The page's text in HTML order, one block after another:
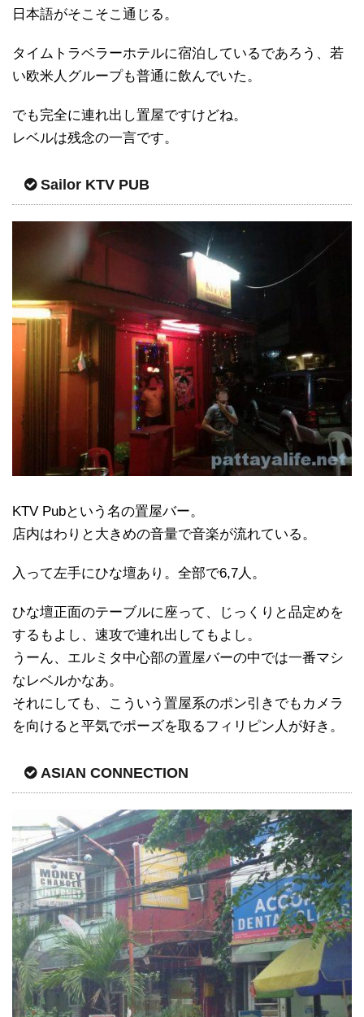
日本語がそこそこ通じる。
タイムトラベラーホテルに宿泊しているであろう、若
い欧米人グループも普通に飲んでいた。
でも完全に連れ出し置屋ですけどね。
レベルは残念の一言です。
Sailor KTV PUB
KTV Pubという名の置屋バー。
店内はわりと大きめの音量で音楽が流れている。
入って左手にひな壇あり。全部で6,7人。
ひな壇正面のテーブルに座って、じっくりと品定めを
するもよし、速攻で連れ出してもよし。
うーん、エルミタ中心部の置屋バーの中では一番マシ
なレベルかなあ。
それにしても、こういう置屋系のポン引きでもカメラ
を向けると平気でポーズを取るフィリピン人が好き。
ASIAN CONNECTION